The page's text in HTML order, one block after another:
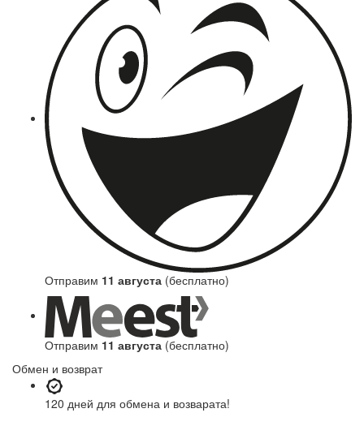
Отправим 11 августа (бесплатно)
Отправим 11 августа (бесплатно)
Обмен и возврат
120 дней для обмена и возварата!